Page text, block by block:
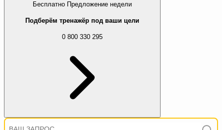
Бесплатно Предложение недели
Подберём тренажёр под ваши цели
0 800 330 295